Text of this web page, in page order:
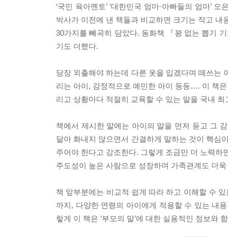
‘국민 육아멘토’ ‘대한민국 엄마·아빠들의 엄마’
박사가 이전에 낸 책들과 비교하면 크기는 작고
30가지를 빼곡히 담았다. 동화책 『꽝 없는 뽑기
기도 더했다.
당장 외출해야 하는데 다른 옷을 입겠다며 떼쓰는
리는 아이, 감정적으로 예민한 아이 등등…. 이 책
리고 상황마다 적절히 교육할 수 있는 말을 국내
책에서 제시한 말에는 아이의 말을 먼저 듣고 그
달아 화내지 않으면서 간결하게 말하는 것이 핵심
주어야 한다고 강조한다. 그렇게 조금만 더 노력
주도성이 높은 사람으로 성장하며 가족관계도 더
책 앞부분에는 비교적 쉽게 따라 하고 이해할 수
까지, 다양한 연령의 아이에게 적용할 수 있는 내
렇게 이 책은 ‘부모의 말’에 대한 실용적인 정보와